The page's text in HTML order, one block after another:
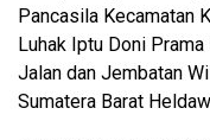
Pancasila Kecamatan
Luhak Iptu Doni
Jalan dan Jembatan
Sumatera Barat